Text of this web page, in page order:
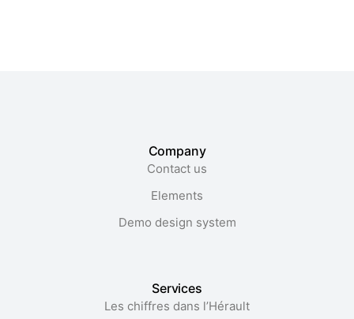
Company
Contact us
Elements
Demo design system
Services
Les chiffres dans l’Hérault​